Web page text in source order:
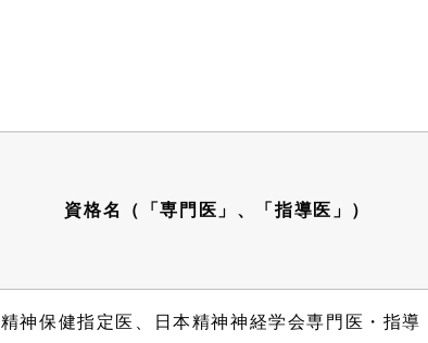
資格名（「専門医」、「指導医」）
精神保健指定医、日本精神神経学会専門医・指導